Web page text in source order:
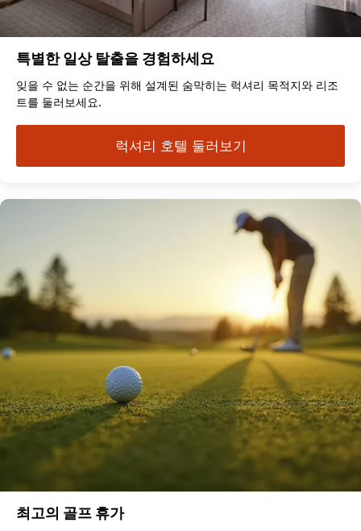
특별한 일상 탈출을 경험하세요
잊을 수 없는 순간을 위해 설계된 숨막히는 럭셔리 목적지와 리조
트를 둘러보세요.
럭셔리 호텔 둘러보기
최고의 골프 휴가